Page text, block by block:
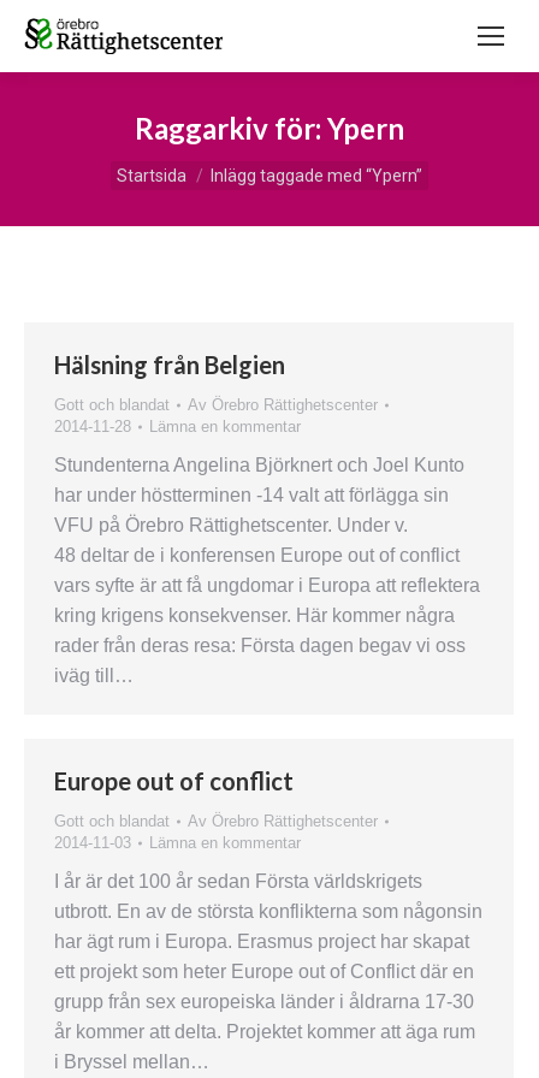
Raggarkiv för: Ypern
Du är här:
Startsida Inlägg taggade med “Ypern”
Hälsning från Belgien
Gott och blandat Av Örebro Rättighetscenter
2014-11-28
Lämna en kommentar
Stundenterna Angelina Björknert och Joel Kunto
har under höstterminen -14 valt att förlägga sin
VFU på Örebro Rättighetscenter. Under v.
48 deltar de i konferensen Europe out of conflict
vars syfte är att få ungdomar i Europa att reflektera
kring krigens konsekvenser. Här kommer några
rader från deras resa: Första dagen begav vi oss
iväg till…
Europe out of conflict
Gott och blandat Av Örebro Rättighetscenter
2014-11-03
Lämna en kommentar
I år är det 100 år sedan Första världskrigets
utbrott. En av de största konflikterna som någonsin
har ägt rum i Europa. Erasmus project har skapat
ett projekt som heter Europe out of Conflict där en
grupp från sex europeiska länder i åldrarna 17-30
år kommer att delta. Projektet kommer att äga rum
i Bryssel mellan…